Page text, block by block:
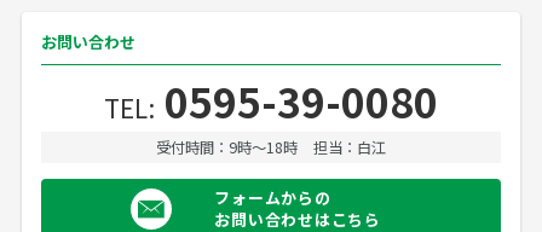
お問い合わせ
TEL: 0595-39-0080
受付時間：9時〜18時 担当：白江
フォームからの
お問い合わせはこちら